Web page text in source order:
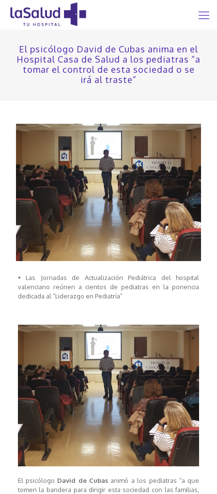
El psicólogo David de Cubas anima en el
Hospital Casa de Salud a los pediatras “a
tomar el control de esta sociedad o se
irá al traste”
• Las Jornadas de Actualización Pediátrica del hospital
valenciano reúnen a cientos de pediatras en la ponencia
dedicada al “Liderazgo en Pediatría”
El psicólogo David de Cubas animó a los pediatras “a que
tomen la bandera para dirigir esta sociedad con las familias,